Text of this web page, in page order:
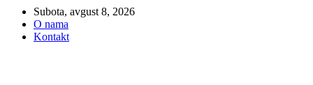
Subota, avgust 8, 2026
O nama
Kontakt